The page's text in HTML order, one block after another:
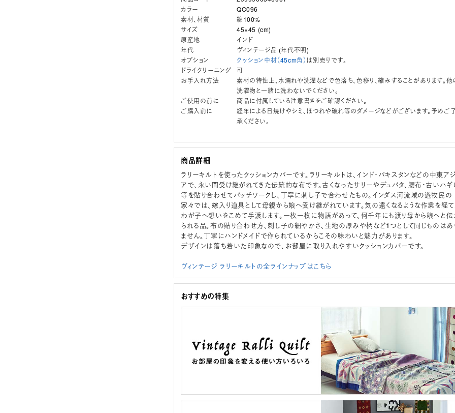
カラー
QC096
素材、材質
綿100%
サイズ
45×45 (cm)
原産地
インド
年代
ヴィンテージ品 (年代不明)
オプション
クッション中材（45cm角）は別売りです。
ドライクリーニング
可
お手入れ方法
素材の特性上、水濡れや洗濯などで色落ち、色移り、縮みすることがあります。他
洗濯物と一緒に洗わないでください。
ご使用の前に
商品に付属している注意書きをご確認ください。
ご購入前に
経年による日焼けやシミ、ほつれや破れ等のダメージなどがございます。予めご
承ください。
商品詳細
ラリーキルトを使ったクッションカバーです。ラリーキルトは、インド・パキスタンなどの中東アジ
アで、永い間受け継がれてきた伝統的な布です。古くなったサリーやデュパタ、腰布・古いハギ
等を貼り合わせてパッチワークし、丁寧に刺し子で合わせたもの。インダス河流域の遊牧民の
家々では、嫁入り道具として母親から娘へ受け継がれています。気の遠くなるような作業を経て
わが子へ想いをこめて手渡します。一枚一枚に物語があって、何千年にも渡り母から娘へと伝
られる品。布の貼り合わせ方、刺し子の細やかさ、生地の厚みや柄など1つとして同じものはあ
ません。丁寧にハンドメイドで作られているからこその味わいと魅力があります。
デザインは落ち着いた印象なので、お部屋に取り入れやすいクッションカバーです。
ヴィンテージ ラリーキルトの全ラインナップはこちら
おすすめの特集